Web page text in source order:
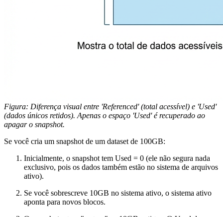
Figura: Diferença visual entre 'Referenced' (total acessível) e 'Used'
(dados únicos retidos). Apenas o espaço 'Used' é recuperado ao
apagar o snapshot.
Se você cria um snapshot de um dataset de 100GB:
Inicialmente, o snapshot tem Used = 0 (ele não segura nada
exclusivo, pois os dados também estão no sistema de arquivos
ativo).
Se você sobrescreve 10GB no sistema ativo, o sistema ativo
aponta para novos blocos.